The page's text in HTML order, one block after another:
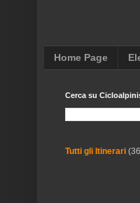
Home Page
Cerca su
Tutti gli Itinerari